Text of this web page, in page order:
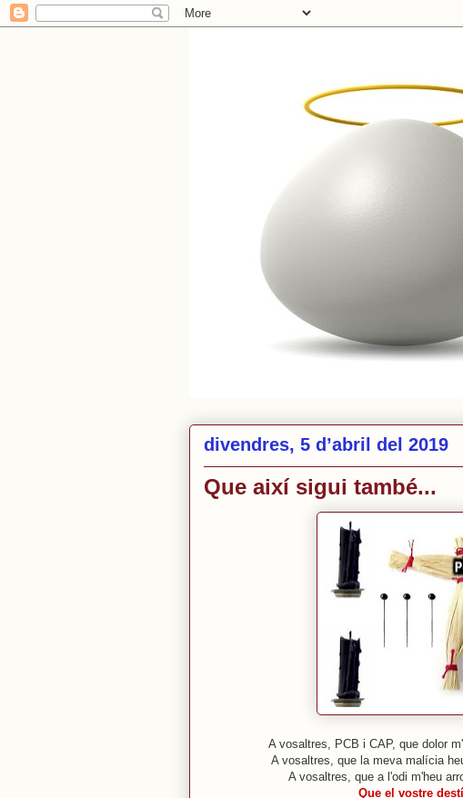
divendres, 5 d’abril del 2019
Que així sigui també...
A vosaltres, PCB i CAP, que dolor
A vosaltres, que la meva malícia
A vosaltres, que a l'odi m'heu
Que el vostre